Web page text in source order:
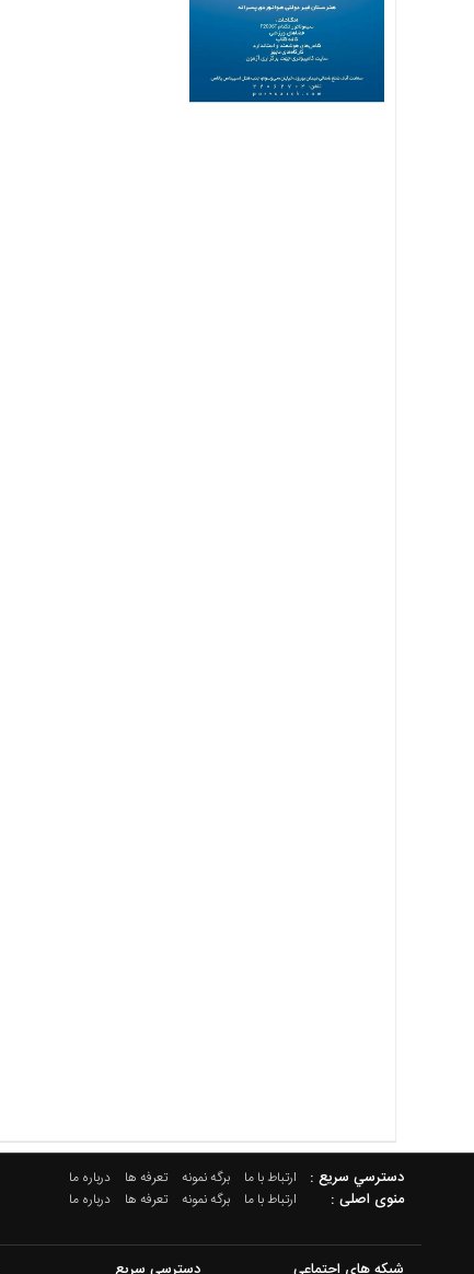
دسترسي سريع : ارتباط با ما برگه نمونه تعرفه ها درباره ما
منوی اصلی : ارتباط با ما برگه نمونه تعرفه ها درباره ما
شبکه های اجتماعی دسترسی سریع